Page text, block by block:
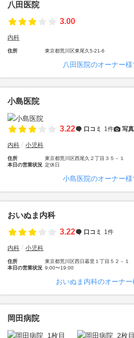
八田医院
3.00
内科
住所 東京都荒川区東尾久5-21-6
八田医院のオーナー様
小島医院
3.22 口コミ 1件 写真
内科 小児科
住所
東京都荒川区西尾久２丁目３５－１
本日の営業状況 定休日
小島医院のオーナー様
おいぬま内科
3.22
口コミ 1件
内科 小児科
住所
東京都荒川区西日暮里１丁目５２－１
本日の営業状況 9:00〜19:00
おいぬま内科のオーナー
岡田病院